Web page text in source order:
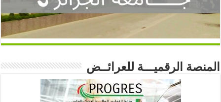
المنصة الرقميـــة للعرائــض